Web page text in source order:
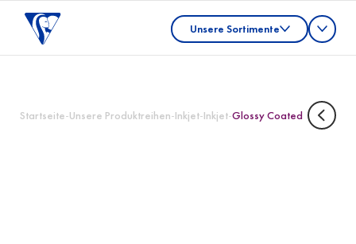
Unsere Sortimente
Startseite-Unsere Produktreihen-Inkjet-Inkjet-Glossy Coated